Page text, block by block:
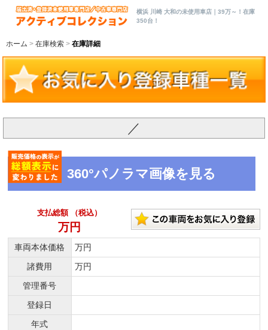
横浜 川崎 大和の未使用車店｜39万～！在庫
350台！
ホーム 在庫検索 在庫詳細
／
360°パノラマ画像を見る
支払総額 （税込）
万円
車両本体価格
万円
諸費用
万円
管理番号
登録日
年式